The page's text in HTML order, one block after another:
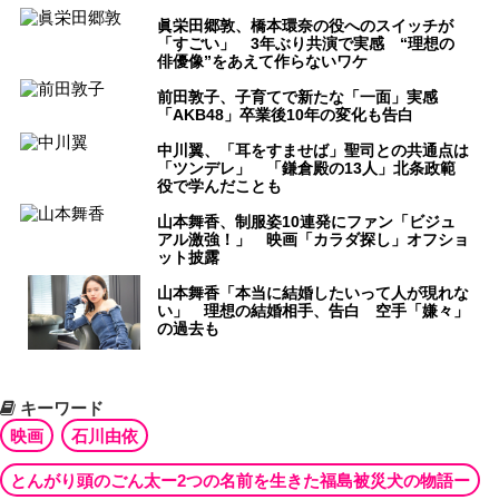
眞栄田郷敦、橋本環奈の役へのスイッチが
「すごい」 3年ぶり共演で実感 “理想の
俳優像”をあえて作らないワケ
前田敦子、子育てで新たな「一面」実感
「AKB48」卒業後10年の変化も告白
中川翼、「耳をすませば」聖司との共通点は
「ツンデレ」 「鎌倉殿の13人」北条政範
役で学んだことも
山本舞香、制服姿10連発にファン「ビジュ
アル激強！」 映画「カラダ探し」オフショ
ット披露
山本舞香「本当に結婚したいって人が現れな
い」 理想の結婚相手、告白 空手「嫌々」
の過去も
キーワード
映画
石川由依
とんがり頭のごん太ー2つの名前を生きた福島被災犬の物語ー